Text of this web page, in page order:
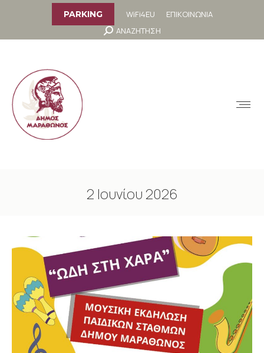
PARKING WiFi4EU
ΕΠΙΚΟΙΝΩΝΙΑ
Search:
ΑΝΑΖΗΤΗΣΗ
2 Ιουνίου 2026